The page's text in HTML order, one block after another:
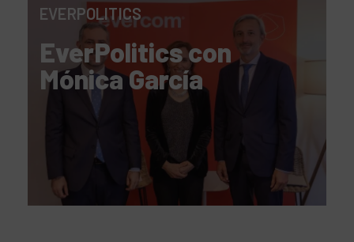
EVERPOLITICS
EverPolitics con
Mónica García